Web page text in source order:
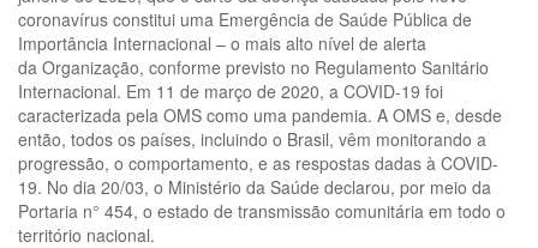
coronavírus constitui uma Emergência de Saúde Pública de
Importância Internacional – o mais alto nível de alerta
da Organização, conforme previsto no Regulamento Sanitário
Internacional. Em 11 de março de 2020, a COVID-19 foi
caracterizada pela OMS como uma pandemia. A OMS e, desde
então, todos os países, incluindo o Brasil, vêm monitorando a
progressão, o comportamento, e as respostas dadas à COVID-
19. No dia 20/03, o Ministério da Saúde declarou, por meio da
Portaria n° 454, o estado de transmissão comunitária em todo o
território nacional.